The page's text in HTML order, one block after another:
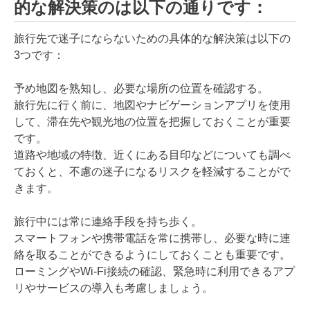
的な解決策のは以下の通りです：
旅行先で迷子にならないための具体的な解決策は以下の
3つです：
予め地図を熟知し、必要な場所の位置を確認する。
旅行先に行く前に、地図やナビゲーションアプリを使用
して、滞在先や観光地の位置を把握しておくことが重要
です。
道路や地域の特徴、近くにある目印などについても調べ
ておくと、不慮の迷子になるリスクを軽減することがで
きます。
旅行中には常に連絡手段を持ち歩く。
スマートフォンや携帯電話を常に携帯し、必要な時に連
絡を取ることができるようにしておくことも重要です。
ローミングやWi-Fi接続の確認、緊急時に利用できるアプ
リやサービスの導入も考慮しましょう。